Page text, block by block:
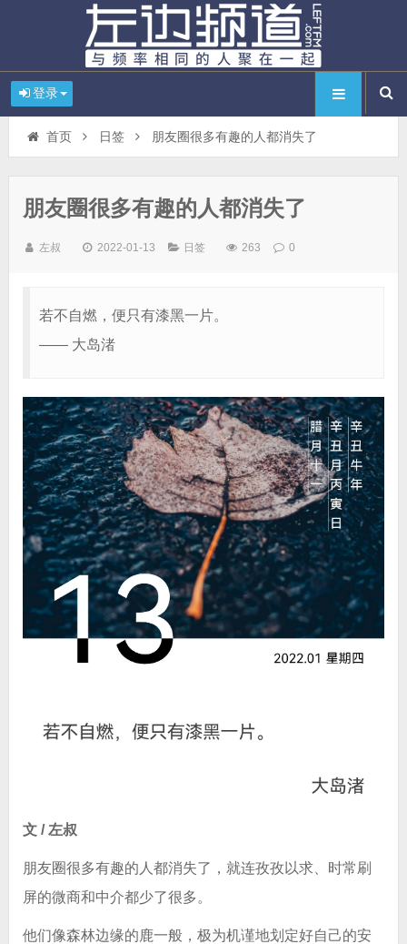
登录
首页 日签 朋友圈很多有趣的人都消失了
朋友圈很多有趣的人都消失了
左叔 2022-01-13 日签 263 0
若不自燃，便只有漆黑一片。
—— 大岛渚
文 / 左叔
朋友圈很多有趣的人都消失了，就连孜孜以求、时常刷
屏的微商和中介都少了很多。
他们像森林边缘的鹿一般，极为机谨地划定好自己的安